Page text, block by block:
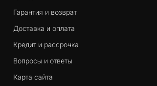
Гарантия и возврат
Доставка и оплата
Кредит и рассрочка
Вопросы и ответы
Карта сайта